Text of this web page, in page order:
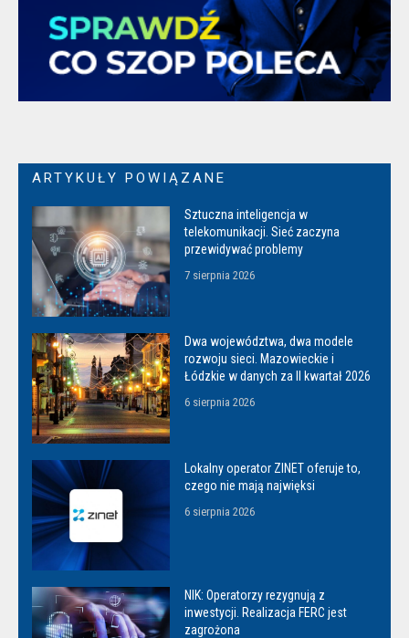
ARTYKUŁY POWIĄZANE
Sztuczna inteligencja w
telekomunikacji. Sieć zaczyna
przewidywać problemy
7 sierpnia 2026
Dwa województwa, dwa modele
rozwoju sieci. Mazowieckie i
Łódzkie w danych za II kwartał 2026
6 sierpnia 2026
Lokalny operator ZINET oferuje to,
czego nie mają najwięksi
6 sierpnia 2026
NIK: Operatorzy rezygnują z
inwestycji. Realizacja FERC jest
zagrożona